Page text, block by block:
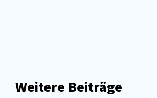
Weitere Beiträge